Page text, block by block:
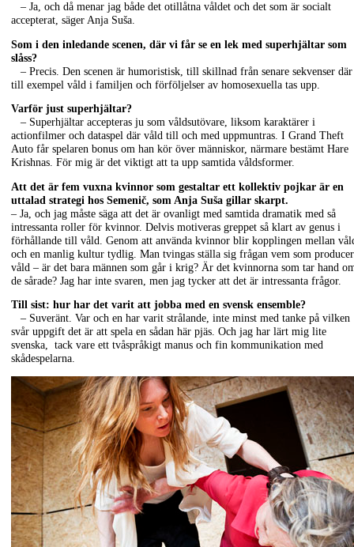
– Ja, och då menar jag både det otillåtna våldet och det som är socialt
accepterat, säger Anja Suša.
Som i den inledande scenen, där vi får se en lek med superhjältar som
slåss?
– Precis. Den scenen är humoristisk, till skillnad från senare sekvenser där
till exempel våld i familjen och förföljelser av homosexuella tas upp.
Varför just superhjältar?
– Superhjältar accepteras ju som våldsutövare, liksom karaktärer i
actionfilmer och dataspel där våld till och med uppmuntras. I Grand Theft
Auto får spelaren bonus om han kör över människor, närmare bestämt Hare
Krishnas. För mig är det viktigt att ta upp samtida våldsformer.
Att det är fem vuxna kvinnor som gestaltar ett kollektiv pojkar är en
uttalad strategi hos Semenič, som Anja Suša gillar skarpt.
– Ja, och jag måste säga att det är ovanligt med samtida dramatik med så
intressanta roller för kvinnor. Delvis motiveras greppet så klart av genus i
förhållande till våld. Genom att använda kvinnor blir kopplingen mellan
och en manlig kultur tydlig. Man tvingas ställa sig frågan vem som
våld – är det bara männen som går i krig? Är det kvinnorna som tar hand
de sårade? Jag har inte svaren, men jag tycker att det är intressanta frågor.
Till sist: hur har det varit att jobba med en svensk ensemble?
– Suveränt. Var och en har varit strålande, inte minst med tanke på vilken
svår uppgift det är att spela en sådan här pjäs. Och jag har lärt mig lite
svenska, tack vare ett tvåspråkigt manus och fin kommunikation med
skådespelarna.